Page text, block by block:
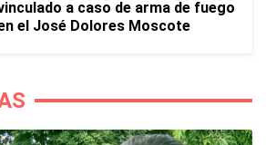
a caso de arma de fuego
el José Dolores Moscote